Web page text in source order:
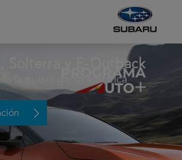
Solterra y E-Outback
la nueva gama eléctrica